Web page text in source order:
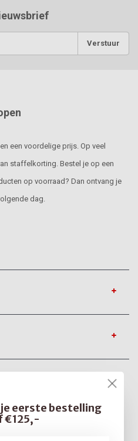
Verstuur
een voordelige prijs. Op veel
staffelkorting. Bestel je op een
op voorraad? Dan ontvang je
dag.
eerste bestelling
€125,-